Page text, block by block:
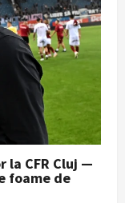
la CFR Cluj —
foame de